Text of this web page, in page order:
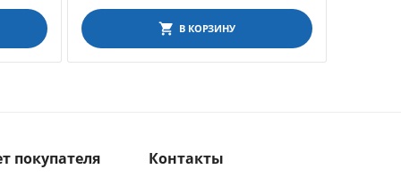
В КОРЗИНУ
покупателя Контакты